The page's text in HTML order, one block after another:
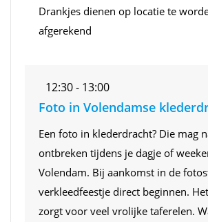
Drankjes dienen op locatie te
afgerekend
12:30 - 13:00
Foto in Volendamse
Een foto in klederdracht? Die mag
ontbreken tijdens je dagje of
Volendam. Bij aankomst in de
verkleedfeestje direct beginnen.
zorgt voor veel vrolijke taferelen.